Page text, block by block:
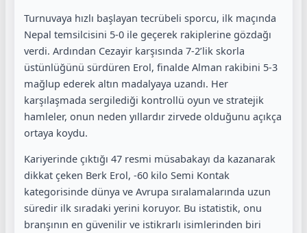
Turnuvaya hızlı başlayan tecrübeli sporcu, ilk maçında
Nepal temsilcisini 5-0 ile geçerek rakiplerine gözdağı
verdi. Ardından Cezayir karşısında 7-2’lik skorla
üstünlüğünü sürdüren Erol, finalde Alman rakibini 5-3
mağlup ederek altın madalyaya uzandı. Her
karşılaşmada sergilediği kontrollü oyun ve stratejik
hamleler, onun neden yıllardır zirvede olduğunu açıkça
ortaya koydu.
Kariyerinde çıktığı 47 resmi müsabakayı da kazanarak
dikkat çeken Berk Erol, -60 kilo Semi Kontak
kategorisinde dünya ve Avrupa sıralamalarında uzun
süredir ilk sıradaki yerini koruyor. Bu istatistik, onu
branşının en güvenilir ve istikrarlı isimlerinden biri